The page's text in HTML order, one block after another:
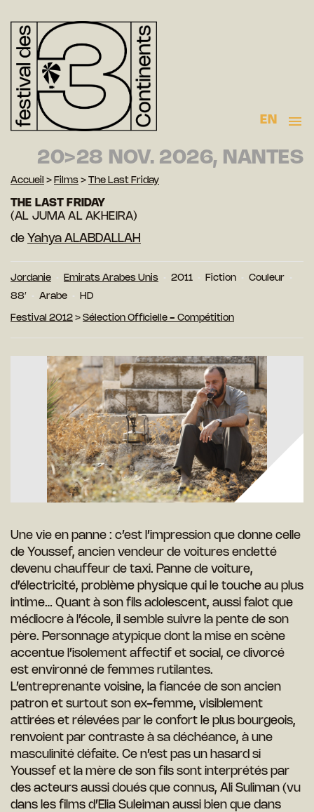
EN
20>28 NOV. 2026, NANTES
Accueil > Films > The Last Friday
THE LAST FRIDAY
(AL JUMA AL AKHEIRA)
de Yahya ALABDALLAH
Jordanie Emirats Arabes Unis 2011 Fiction
Couleur
88′
Arabe HD
Festival 2012 > Sélection Officielle - Compétition
Une vie en panne : c’est l’impression que donne celle
de Youssef, ancien vendeur de voitures endetté
devenu chauffeur de taxi. Panne de voiture,
d’électricité, problème physique qui le touche au plus
intime… Quant à son fils adolescent, aussi falot que
médiocre à l’école, il semble suivre la pente de son
père. Personnage atypique dont la mise en scène
accentue l’isolement affectif et social, ce divorcé
est environné de femmes rutilantes.
L’entreprenante voisine, la fiancée de son ancien
patron et surtout son ex-femme, visiblement
attirées et rélevées par le confort le plus bourgeois,
renvoient par contraste à sa déchéance, à une
masculinité défaite. Ce n’est pas un hasard si
Youssef et la mère de son fils sont interprétés par
des acteurs aussi doués que connus, Ali Suliman (vu
dans les films d’Elia Suleiman aussi bien que dans